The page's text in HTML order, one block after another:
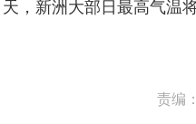
，新洲大部日最高气温
责编：